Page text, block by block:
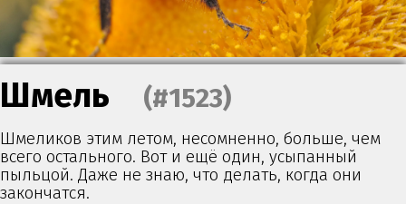
Шмель (#1523)
Шмеликов этим летом, несомненно, больше, чем
всего остального. Вот и ещё один, усыпанный
пыльцой. Даже не знаю, что делать, когда они
закончатся.